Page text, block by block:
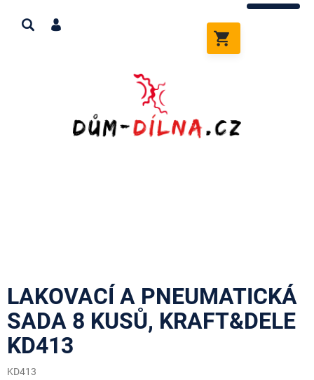
obsah
KOŠÍK
LAKOVACÍ A PNEUMATICKÁ
SADA 8 KUSŮ, KRAFT&DELE
KD413
KD413